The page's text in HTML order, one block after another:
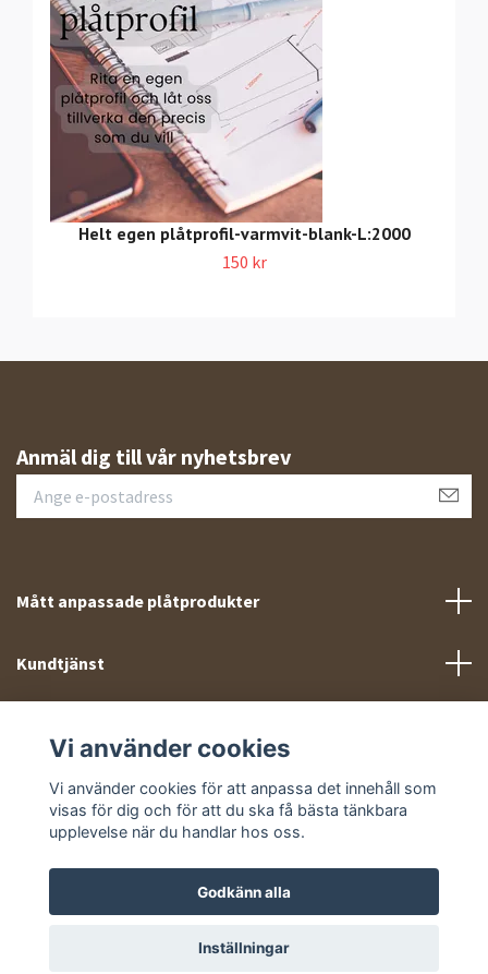
Helt egen plåtprofil-varmvit-blank-L:2000
150 kr
Anmäl dig till vår nyhetsbrev
Mått anpassade plåtprodukter
Kundtjänst
Sociala medier
© 2026 Takprofiler.se
Vi använder cookies
Vi använder cookies för att anpassa det innehåll som
visas för dig och för att du ska få bästa tänkbara
upplevelse när du handlar hos oss.
Godkänn alla
Inställningar